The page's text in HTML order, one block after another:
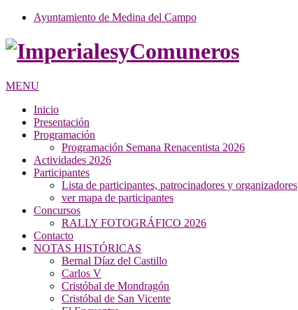
Ayuntamiento de Medina del Campo
MENU
Inicio
Presentación
Programación
Programación Semana Renacentista 2026
Actividades 2026
Participantes
Lista de participantes, patrocinadores y organizadores
ver mapa de participantes
Concursos
RALLY FOTOGRÁFICO 2026
Contacto
NOTAS HISTÓRICAS
Bernal Díaz del Castillo
Carlos V
Cristóbal de Mondragón
Cristóbal de San Vicente